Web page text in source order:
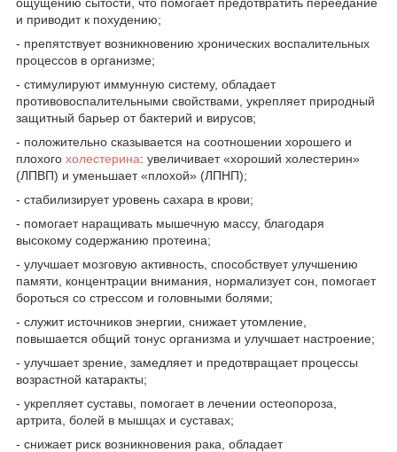
и приводит к похудению;
- препятствует возникновению хронических воспалительных
процессов в организме;
- стимулируют иммунную систему, обладает
противовоспалительными свойствами, укрепляет природный
защитный барьер от бактерий и вирусов;
- положительно сказывается на соотношении хорошего и
плохого холестерина: увеличивает «хороший холестерин»
(ЛПВП) и уменьшает «плохой» (ЛПНП);
- стабилизирует уровень сахара в крови;
- помогает наращивать мышечную массу, благодаря
высокому содержанию протеина;
- улучшает мозговую активность, способствует улучшению
памяти, концентрации внимания, нормализует сон, помогает
бороться со стрессом и головными болями;
- служит источников энергии, снижает утомление,
повышается общий тонус организма и улучшает настроение;
- улучшает зрение, замедляет и предотвращает процессы
возрастной катаракты;
- укрепляет суставы, помогает в лечении остеопороза,
артрита, болей в мышцах и суставах;
- снижает риск возникновения рака, обладает